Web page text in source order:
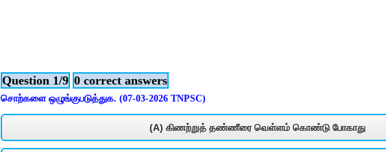
Question 1/9 0 correct answers
சொற்களை ஒழுங்குபடுத்துக. (07-03-2026 TNPSC)
(A) கிணற்றுத் தண்ணீரை வெள்ளம் கொண்டு போகாது